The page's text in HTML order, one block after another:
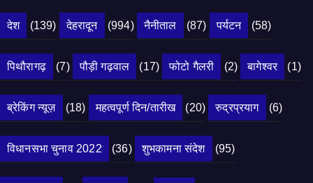
देश (139) देहरादून (994) नैनीताल (87) पर्यटन (58)
पिथौरागढ़ (7) पौड़ी गढ़वाल (17) फोटो गैलरी (2) बागेश्वर (1)
ब्रेकिंग न्यूज़ (18) महत्वपूर्ण दिन/तारीख (20) रुद्रप्रयाग (6)
विधानसभा चुनाव 2022 (36) शुभकामना संदेश (95)